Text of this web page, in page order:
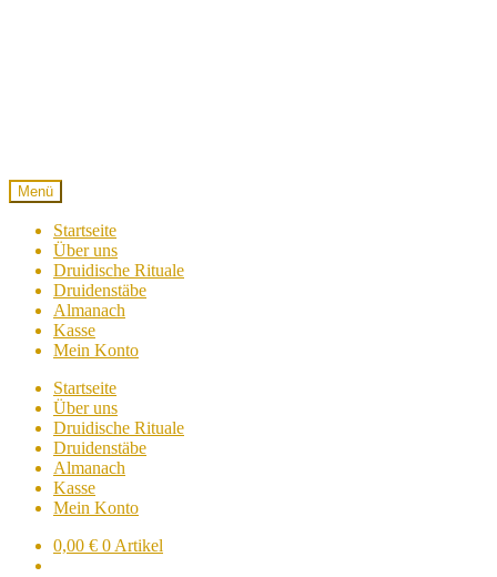
Menü
Startseite
Über uns
Druidische Rituale
Druidenstäbe
Almanach
Kasse
Mein Konto
Startseite
Über uns
Druidische Rituale
Druidenstäbe
Almanach
Kasse
Mein Konto
0,00 € 0 Artikel